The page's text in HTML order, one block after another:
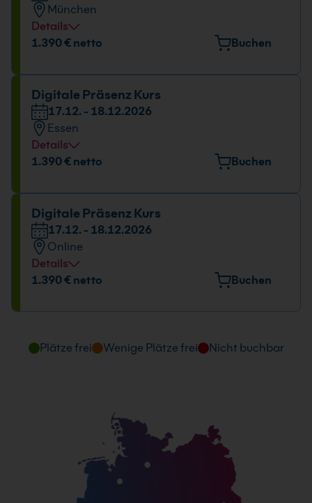
München
Details
Veranstaltungsort
Datum und Uhrzeit
17.12. - 18.12.2026
09:00 - 16:00 Uhr
1.390 € netto Buchen
Digitale Präsenz Kurs
17.12. - 18.12.2026
Essen
Details
Veranstaltungsort
Datum und Uhrzeit
17.12. - 18.12.2026
09:00 - 16:00 Uhr
1.390 € netto Buchen
Digitale Präsenz Kurs
17.12. - 18.12.2026
Online
Details
Datum und Uhrzeit
1.390 € netto Buchen
Plätze frei Wenige Plätze frei Nicht buchbar